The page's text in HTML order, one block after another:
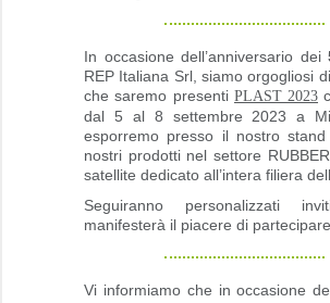
In occasione dell’anniversario dei
REP Italiana Srl, siamo orgogliosi
che saremo presenti PLAST 2023
dal 5 al 8 settembre 2023 a
esporremo presso il nostro
nostri prodotti nel settore
satellite dedicato all’intera filiera
Seguiranno personalizzati
manifesterà il piacere di partecipare.
Vi informiamo che in occasione